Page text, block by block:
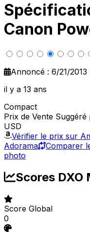
Canon
Annoncé : 6/21/2013
il y a 13 ans
Compact
Prix de Vente
USD
Vérifier le prix sur
Adorama
Comparer
photo
Scores DXO
Score Global
0